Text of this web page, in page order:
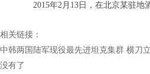
2015年2月13日，在北京某驻地
相关链接：
中韩两国陆军现役最先进坦克
没有了